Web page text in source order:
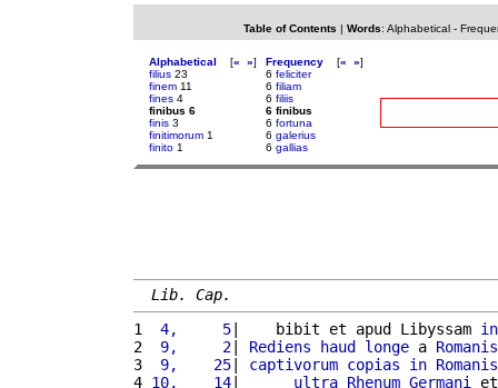
Table of Contents | Words: Alphabetical-
Alphabetical [« »]
filius 23
finem 11
fines 4
finibus 6
finis 3
finitimorum 1
finito 1
Frequency [« »]
6 feliciter
6 filiam
6 filiis
6 finibus
6 fortuna
6 galerius
6 gallias
Lib. Cap.
1
4,     5|    bibit et apud Libyssam in
2
9,     2| Rediens haud longe a Romanis
3
9,    25| captivorum copias in Romanis
4 10,    14| ultra Rhenum Germani